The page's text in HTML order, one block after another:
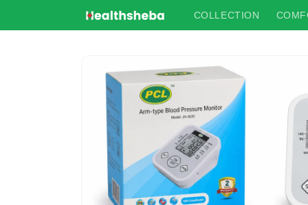
COLLECTION
product
information